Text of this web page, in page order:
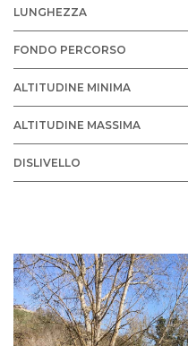
LUNGHEZZA
FONDO PERCORSO
ALTITUDINE MINIMA
ALTITUDINE MASSIMA
DISLIVELLO